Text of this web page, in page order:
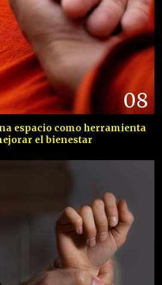
08
espacio como herramienta
el bienestar